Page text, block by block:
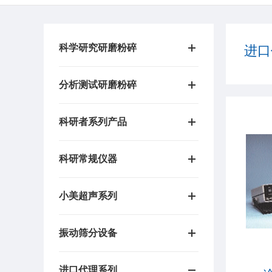
科学研究研磨粉碎
分析测试研磨粉碎
科研者系列产品
科研常规仪器
小美超声系列
振动筛分设备
进口代理系列
进